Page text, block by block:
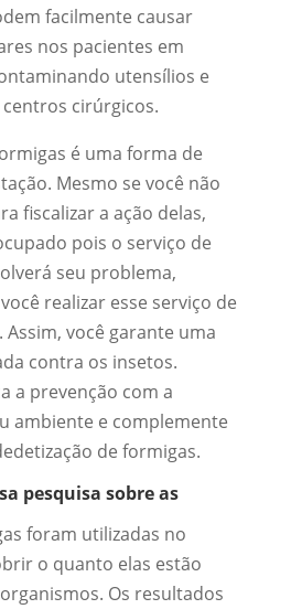
facilmente causar
nos pacientes em
utensílios e
cirúrgicos.
é uma forma de
Mesmo se você não
fiscalizar a ação delas,
pois o serviço de
seu problema,
realizar esse serviço de
você garante uma
contra os insetos.
a prevenção com a
ambiente e complemente
de formigas.
pesquisa sobre as
foram utilizadas no
o quanto elas estão
Os resultados